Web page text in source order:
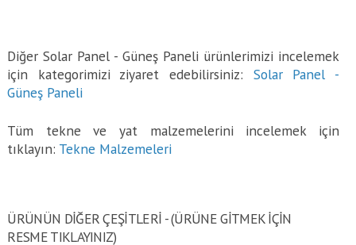
Diğer Solar Panel - Güneş Paneli ürünlerimizi incelemek
için kategorimizi ziyaret edebilirsiniz: Solar Panel -
Güneş Paneli
Tüm tekne ve yat malzemelerini incelemek için
tıklayın: Tekne Malzemeleri
ÜRÜNÜN DİĞER ÇEŞİTLERİ - (ÜRÜNE GITMEK IÇIN
RESME TIKLAYINIZ)